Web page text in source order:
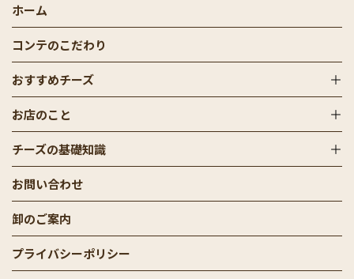
ホーム
コンテのこだわり
おすすめチーズ
お店のこと
チーズの基礎知識
お問い合わせ
卸のご案内
プライバシーポリシー